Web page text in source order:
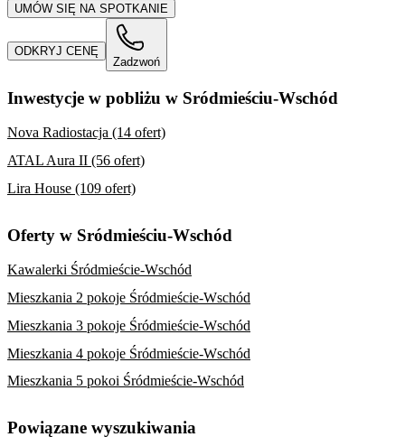
UMÓW SIĘ NA SPOTKANIE
ODKRYJ CENĘ
Zadzwoń
Inwestycje w pobliżu w Sródmieściu-Wschód
Nova Radiostacja (14 ofert)
ATAL Aura II (56 ofert)
Lira House (109 ofert)
Oferty w Sródmieściu-Wschód
Kawalerki Śródmieście-Wschód
Mieszkania 2 pokoje Śródmieście-Wschód
Mieszkania 3 pokoje Śródmieście-Wschód
Mieszkania 4 pokoje Śródmieście-Wschód
Mieszkania 5 pokoi Śródmieście-Wschód
Powiązane wyszukiwania